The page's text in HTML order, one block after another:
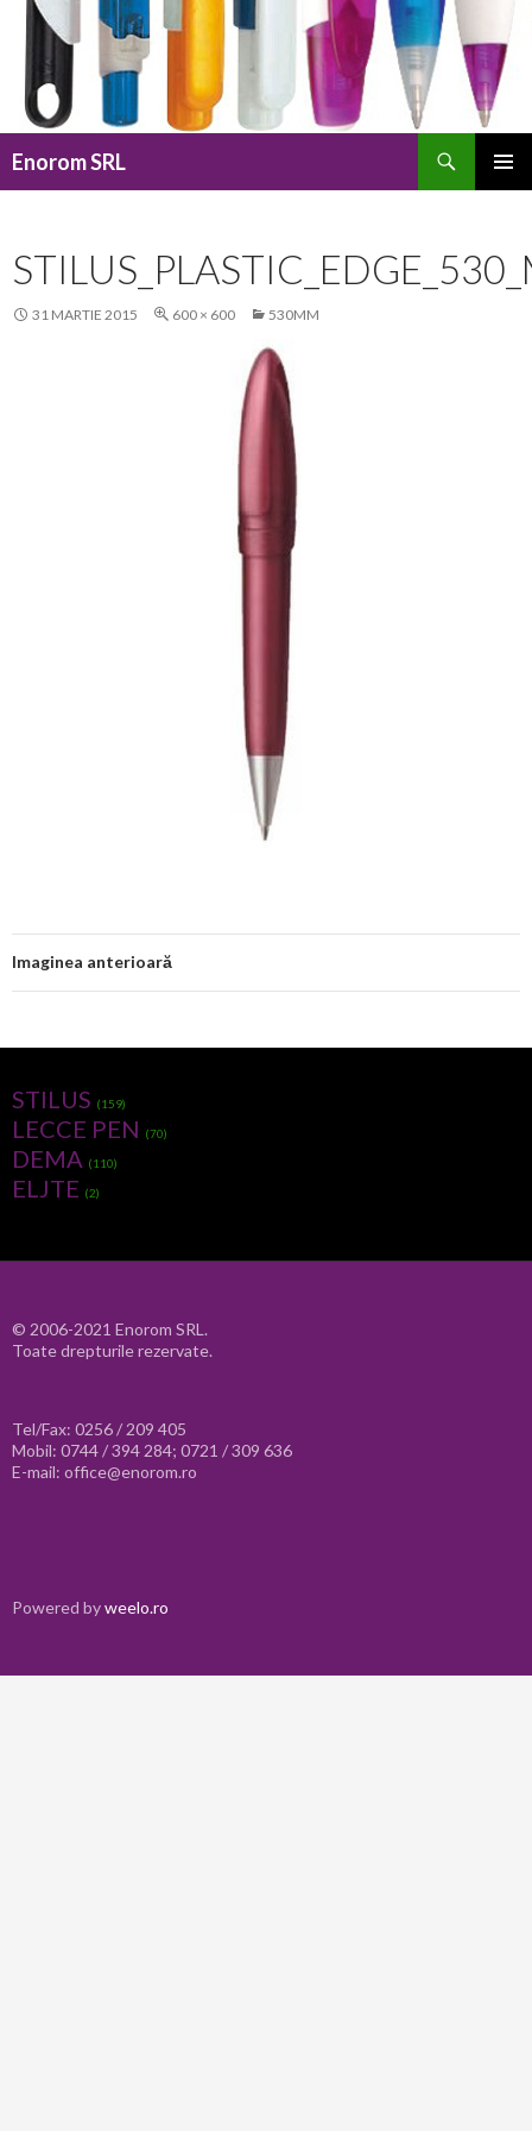
Enorom SRL
31 MARTIE 2015 600 × 600 530MM
Imaginea anterioară
STILUS (159)
LECCE PEN (70)
DEMA (110)
ELJTE (2)
© 2006-2021 Enorom SRL.
Toate drepturile rezervate.
Tel/Fax: 0256 / 209 405
Mobil: 0744 / 394 284; 0721 / 309 636
E-mail: office@enorom.ro
Powered byweelo.ro